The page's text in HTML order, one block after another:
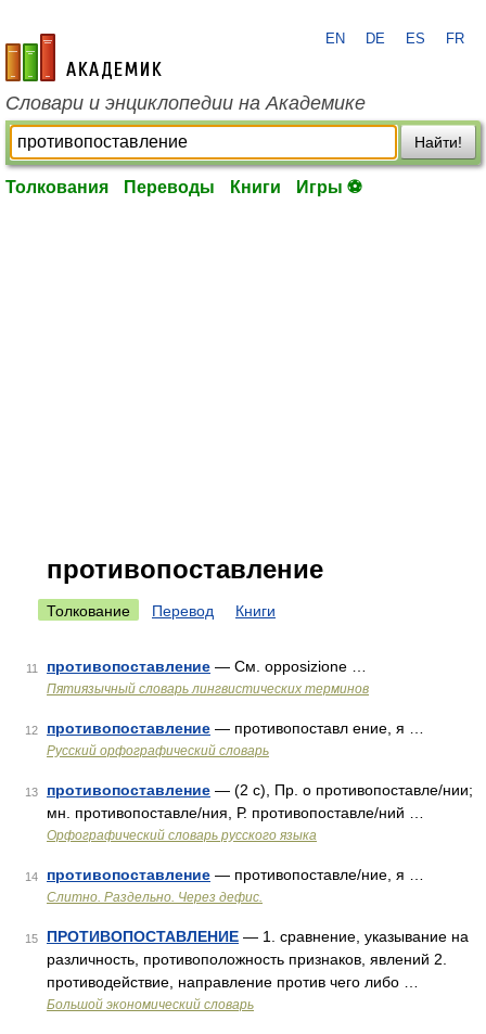
academic.ru
EN DE ES FR
Словари и энциклопедии на Академике
Найти!
Толкования Переводы Книги Игры ⚽
противопоставление
Толкование Перевод Книги
11 противопоставление — См. opposizione …
Пятиязычный словарь лингвистических терминов
12 противопоставление — противопоставл ение, я …
Русский орфографический словарь
13 противопоставление — (2 с), Пр. о противопоставле/нии;
мн. противопоставле/ния, Р. противопоставле/ний …
Орфографический словарь русского языка
14 противопоставление — противопоставле/ние, я …
Слитно. Раздельно. Через дефис.
15 ПРОТИВОПОСТАВЛЕНИЕ — 1. сравнение, указывание на
различность, противоположность признаков, явлений 2.
противодействие, направление против чего либо …
Большой экономический словарь